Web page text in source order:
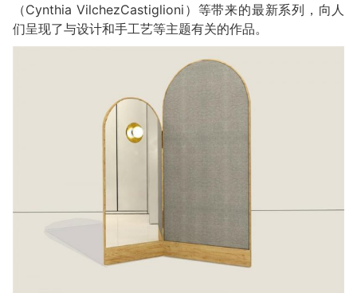
（Cynthia VilchezCastiglioni）等带来的最新系列，向人
们呈现了与设计和手工艺等主题有关的作品。